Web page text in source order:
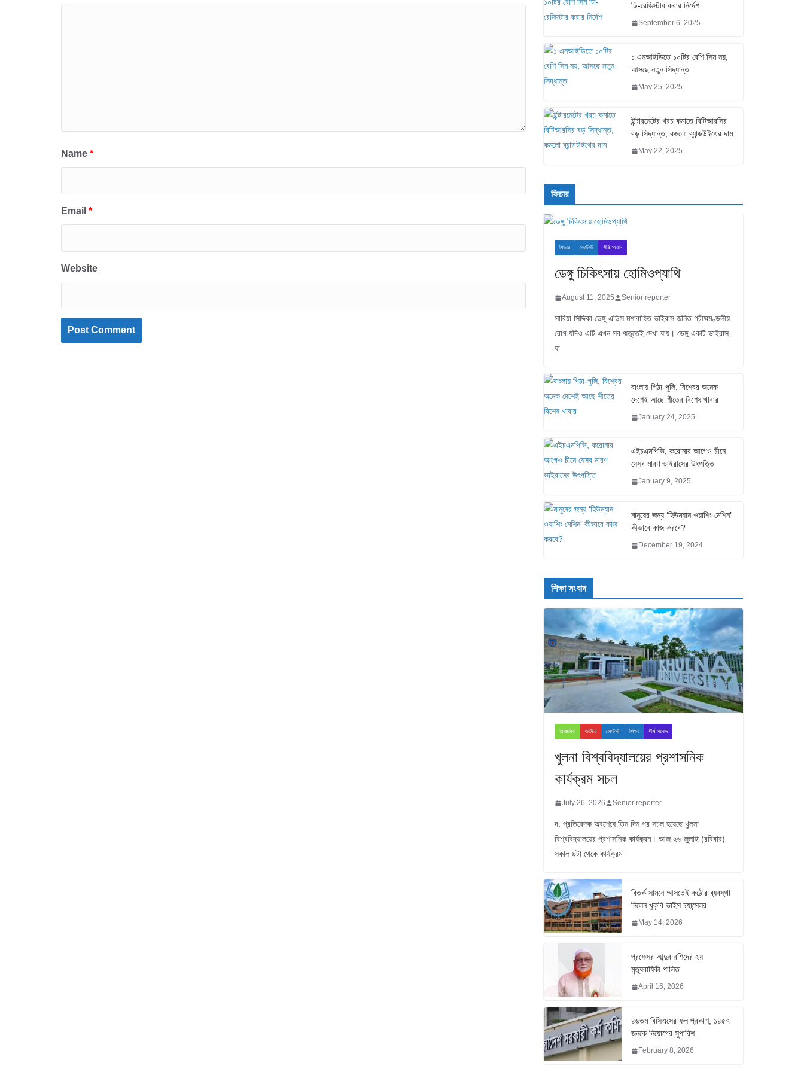
Name *
Email *
Website
ডি-রেজিস্টার করার নির্দেশ
September 6, 2025
১ এনআইডিতে ১০টির বেশি সিম নয়,
আসছে নতুন সিদ্ধান্ত
May 25, 2025
ইন্টারনেটের খরচ কমাতে বিটিআরসির
বড় সিদ্ধান্ত, কমলো ব্যান্ডউইথের দাম
May 22, 2025
ফিচার
ফিচার লেটেস্ট শীর্ষ সংবাদ
ডেঙ্গু চিকিৎসায় হোমিওপ্যাথি
August 11, 2025 Senior reporter
সাবিয়া সিদ্দিকা ডেঙ্গু এডিস মশাবাহিত ভাইরাস জনিত গ্রীষ্মমণ্ডলীয়
রোগ যদিও এটি এখন সব ঋতুতেই দেখা যায়। ডেঙ্গু একটি ভাইরাস,
যা
বাংলায় পিঠা-পুলি, বিশ্বের অনেক
দেশেই আছে শীতের বিশেষ খাবার
January 24, 2025
এইচএমপিভি, করোনার আগেও চীনে
যেসব মারণ ভাইরাসের উৎপত্তি
January 9, 2025
মানুষের জন্য ‘হিউম্যান ওয়াশিং মেশিন’
কীভাবে কাজ করবে?
December 19, 2024
শিক্ষা সংবাদ
আঞ্চলিক জাতীয় লেটেস্ট শিক্ষা শীর্ষ সংবাদ
খুলনা বিশ্ববিদ্যালয়ের প্রশাসনিক
কার্যক্রম সচল
July 26, 2026 Senior reporter
দ. প্রতিবেদক অবশেষে তিন দিন পর সচল হয়েছে খুলনা
বিশ্ববিদ্যালয়ের প্রশাসনিক কার্যক্রম। আজ ২৬ জুুলাই (রবিবার)
সকাল ৯টা থেকে কার্যক্রম
বিতর্ক সামনে আসতেই কঠোর ব্যবস্থা
নিলেন খুকৃবি ভাইস চ্যান্সেলর
May 14, 2026
প্রফেসর আব্দুর রশিদের ২য়
মৃত্যুবার্ষিকী পালিত
April 16, 2026
৪৬তম বিসিএসের ফল প্রকাশ, ১৪৫৭
জনকে নিয়োগের সুপারিশ
February 8, 2026